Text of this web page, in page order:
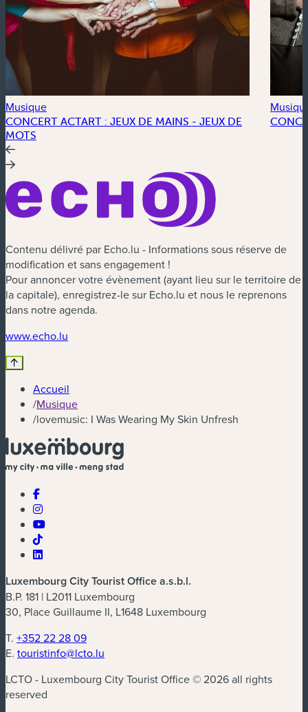
Musique
CONCERT ACTART : JEUX DE MAINS - JEUX DE
MOTS
Contenu délivré par Echo.lu - Informations sous réserve de
modification et sans engagement !
Pour annoncer votre évènement (ayant lieu sur le territoire de
la capitale), enregistrez-le sur Echo.lu et nous le reprenons
dans notre agenda.
www.echo.lu
Accueil
/Musique
/lovemusic: I Was Wearing My Skin Unfresh
Luxembourg City Tourist Office a.s.b.l.
B.P. 181 | L2011 Luxembourg
30, Place Guillaume II, L1648 Luxembourg
T. +352 22 28 09
E. touristinfo@lcto.lu
LCTO - Luxembourg City Tourist Office © 2026 all rights
reserved